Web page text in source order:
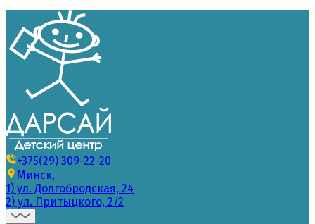
+375(29) 309-22-20
Минск,
1) ул. Долгобродская, 24
2) ул. Притыцкого, 2/2